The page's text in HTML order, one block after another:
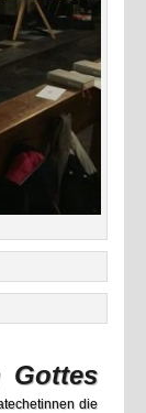
die